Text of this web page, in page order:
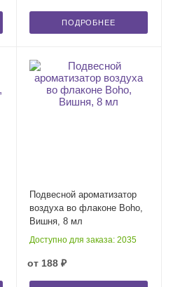
ПОДРОБНЕЕ
Подвесной ароматизатор
воздуха во флаконе Boho,
Вишня, 8 мл
Доступно для заказа: 2035
от 188 ₽